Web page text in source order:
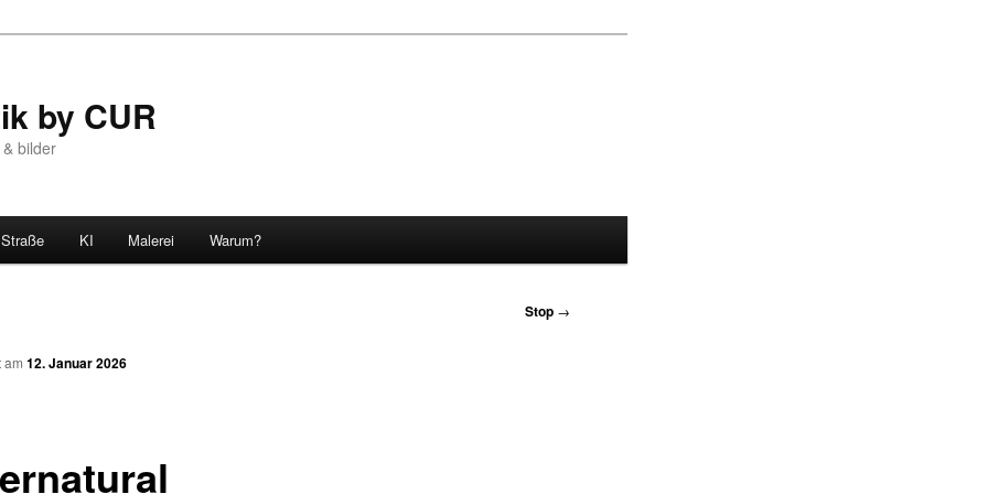
by CUR
bilder
Straße KI Malerei Warum?
Stop →
am12. Januar 2026